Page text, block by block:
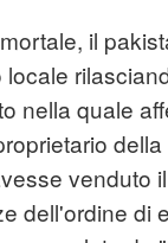
il
locale
nella quale
venduto
dell'ordine di